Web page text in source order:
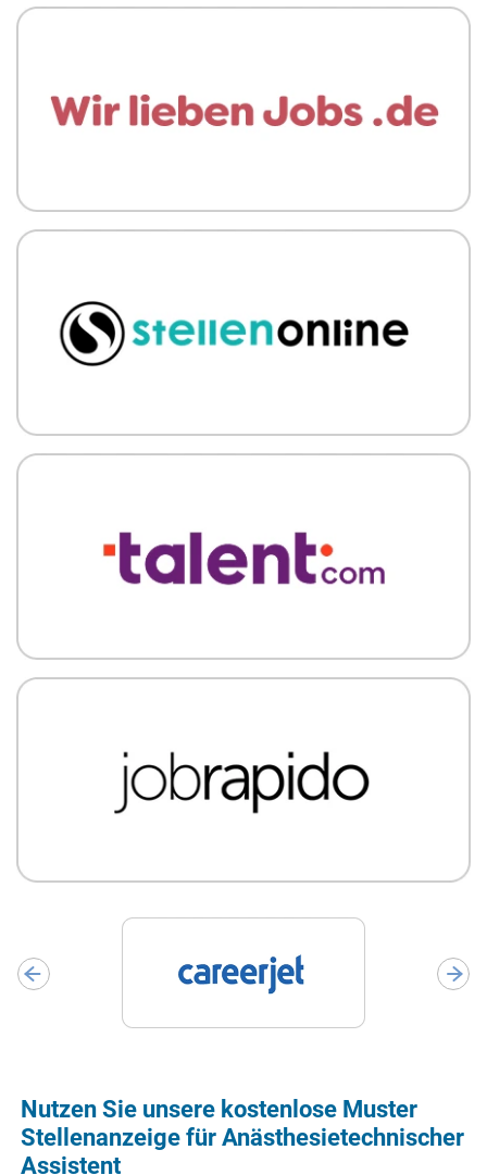
Nutzen Sie unsere kostenlose Muster
Stellenanzeige für Anästhesietechnischer
Assistent